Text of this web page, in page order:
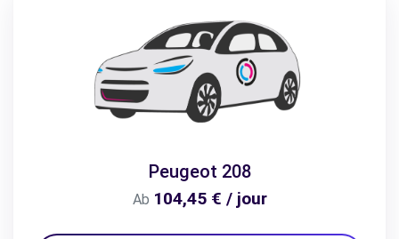
Peugeot 208
Ab 104,45 € / jour